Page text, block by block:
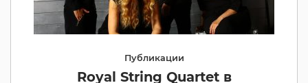
Публикации
Royal String Quartet в